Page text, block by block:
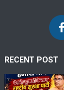
RECENT POST